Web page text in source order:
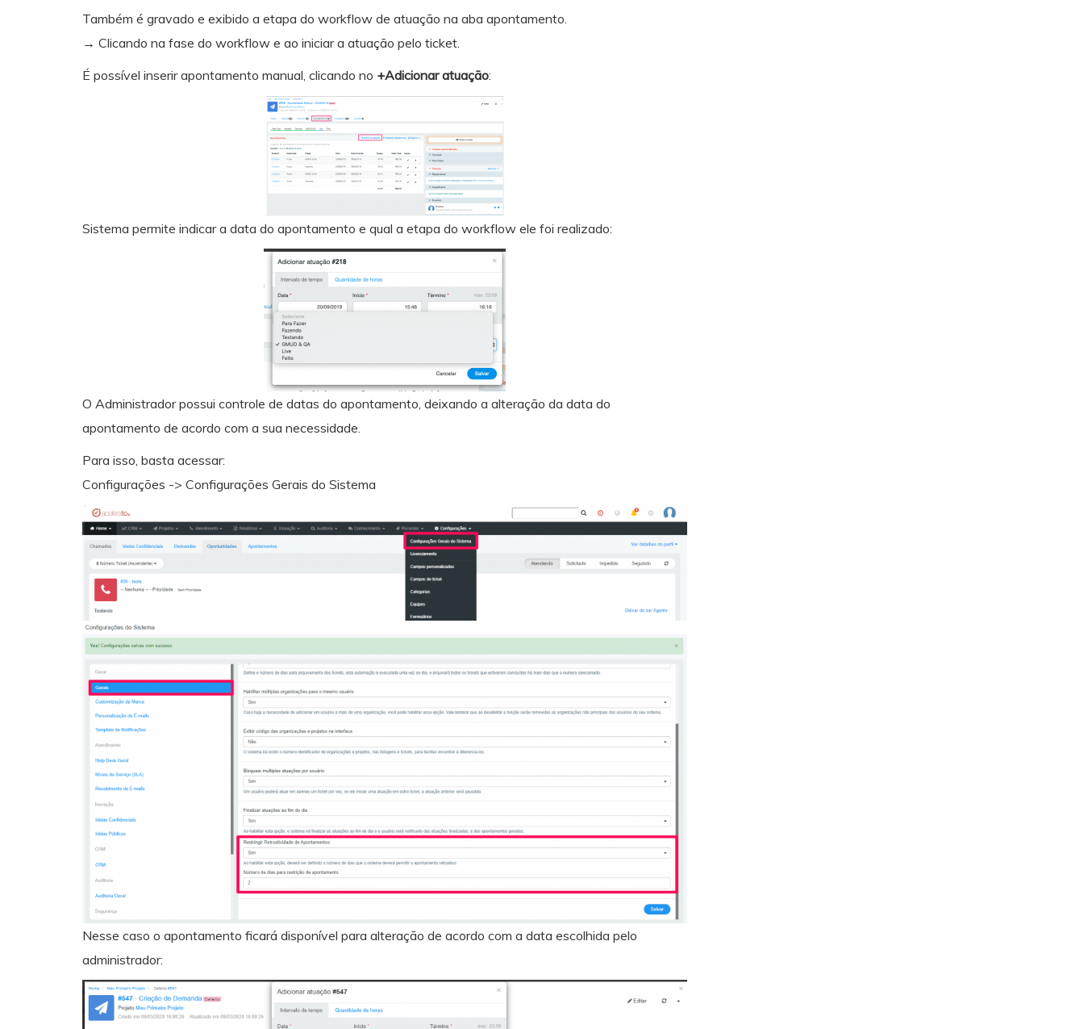
Também é gravado e exibido a etapa do workflow de atuação na aba apontamento.
→ Clicando na fase do workflow e ao iniciar a atuação pelo ticket.
É possível inserir apontamento manual, clicando no +Adicionar atuação:
Sistema permite indicar a data do apontamento e qual a etapa do workflow ele foi realizado:
O Administrador possui controle de datas do apontamento, deixando a alteração da data do
apontamento de acordo com a sua necessidade.
Para isso, basta acessar:
Configurações -> Configurações Gerais do Sistema
Nesse caso o apontamento ficará disponível para alteração de acordo com a data escolhida pelo
administrador: